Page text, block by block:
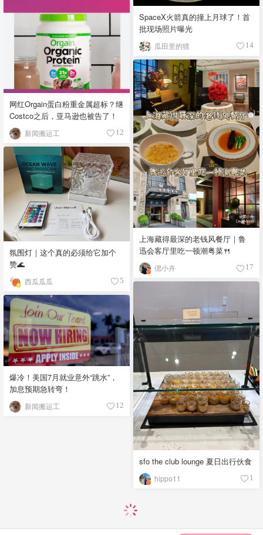
SpaceX火箭真的撞上月球了！首
批现场照片曝光
瓜田里的猹 14
网红Orgain蛋白粉重金属超标？继
Costco之后，亚马逊也被告了！
新闻搬运工 12
上海藏得最深的老钱风餐厅｜鲁
迅会客厅里吃一顿潮粤菜🍴
偲小卉 17
氛围灯｜这个真的必须给它加个
赞🌊
西瓜瓜瓜 5
sfo the club lounge 夏日出行伙食
hippo11 1
爆冷！美国7月就业意外“跳水”，
加息预期急转弯！
新闻搬运工 12